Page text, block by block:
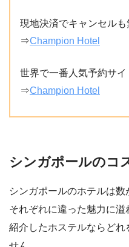
現地決済でキャンセルも
⇒Champion Hotel
世界で一番人気予約サイ
⇒Champion Hotel
シンガポールのコ
シンガポールのホテルは数
それぞれに違った魅力に
紹介したホステルならどれ